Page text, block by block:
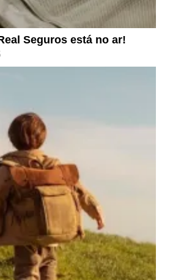
Seguros está no ar!